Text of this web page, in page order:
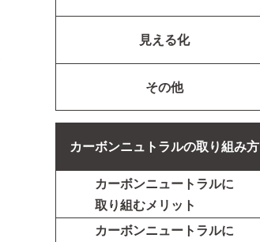
見える化
その他
カーボンニュトラルの取り組み方
カーボンニュートラルに
取り組むメリット
カーボンニュートラルに